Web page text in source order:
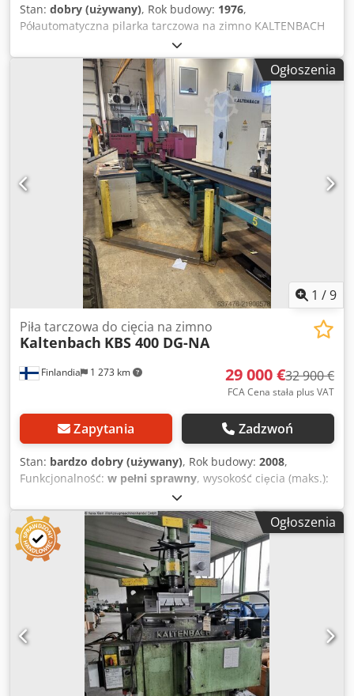
Stan: dobry (używany), Rok budowy: 1976,
Półautomatyczna pilarka tarczowa na zimno KALTENBACH
Typ : MSK 400 Rok 1976 ze stołem rolkowym.
Cjdpfjqxamgex Afpjrf Zakres cięcia Okrągła mata. max: 135
mm Płaska mata. max: 200 X 80 mm Maszyna w dobrym
stanie, dostępna instrukcja obsługi.
Ogłoszenia
1 /9
Finlandia 1 273 km
Piła tarczowa do cięcia na zimno
Kaltenbach KBS 400 DG-NA
29 000 €32 900 €
FCA Cena stała plus VAT
Zapytania Zadzwoń
Stan: bardzo dobry (używany), Rok budowy: 2008,
Funkcjonalność: w pełni sprawny, wysokość cięcia (maks.):
15 000 mm
2 500 kg, rodzaj prądu wejściowego:trójfazowy,
Wyposażenie:
prędkość obrotowa bezstopniowo
regulowana , NA SPRZEDAŻ: Kaltenbach KBS 400 DG + NA
400 – Automatyczna linia piły taśmowej Cjdpfjy Rvfwsx
Afperf Wysokiej jakości niemiecka technologia do
profesjonalnej obróbki stali konstrukcyjnej. Ta linia do
cięcia Kaltenbach została zaprojektowana do produkcji
wielkoseryjnej, oferując najwyższą precyzję i wysoki
stopień automatyzacji. W skład zestawu wchodzą: -
Kaltenbach KBS 400 DG: Półautomatyczna piła taśmowa z
podwójnym ukosowaniem. - Kaltenbach NA 400: Sterowana
Ogłoszenia